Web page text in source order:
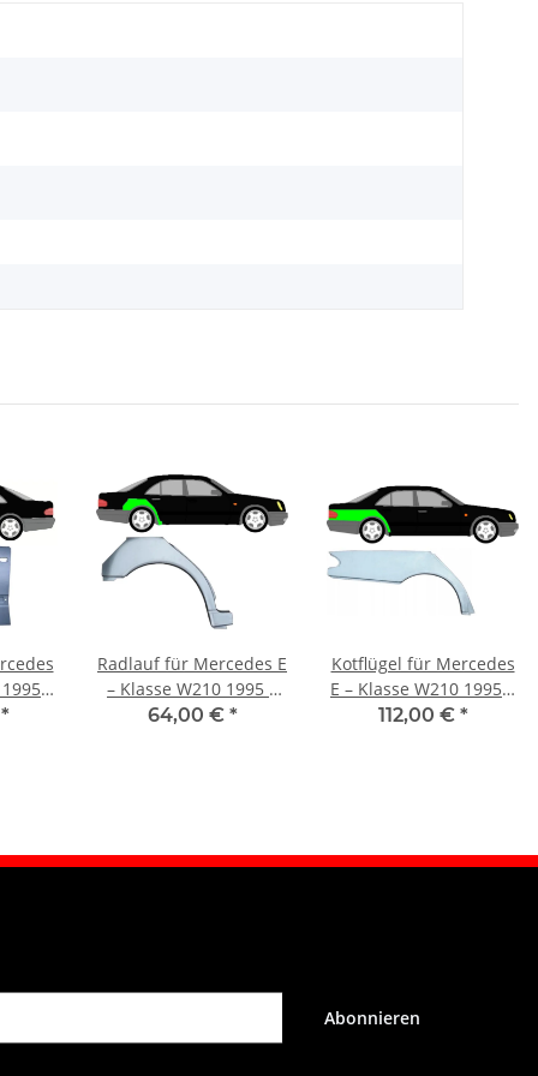
–
*
Radlauf für Mercedes E
– Klasse W210 1995 –
2003 rechts
64,00 € *
Kotflügel für Mercedes
E – Klasse W210 1995 –
2003 hinten rechts
112,00 € *
Abonnieren